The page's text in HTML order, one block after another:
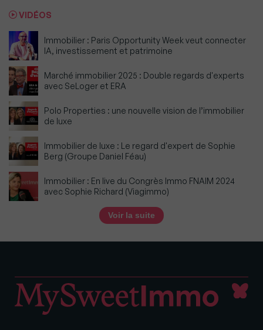
VIDÉOS
Immobilier : Paris Opportunity Week veut connecter
IA, investissement et patrimoine
Marché immobilier 2025 : Double regards d'experts
avec SeLoger et ERA
Polo Properties : une nouvelle vision de l’immobilier
de luxe
Immobilier de luxe : Le regard d'expert de Sophie
Berg (Groupe Daniel Féau)
Immobilier : En live du Congrès Immo FNAIM 2024
avec Sophie Richard (Viagimmo)
Voir la suite